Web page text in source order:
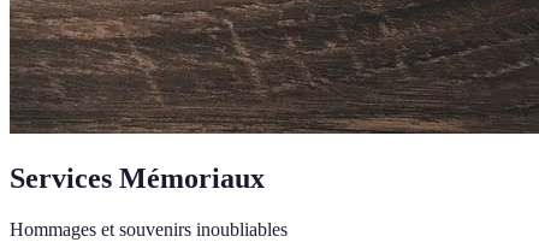
Services Mémoriaux
Hommages et souvenirs inoubliables